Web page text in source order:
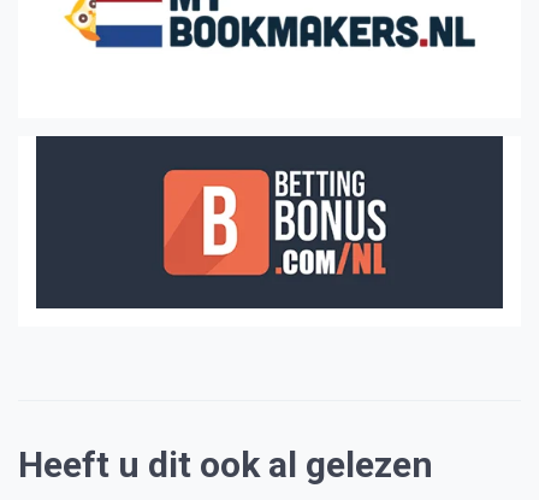
Heeft u dit ook al gelezen